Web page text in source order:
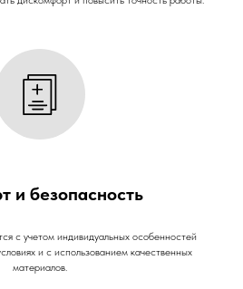
и безопасность
с учетом индивидуальных особенностей
и с использованием качественных
материалов.